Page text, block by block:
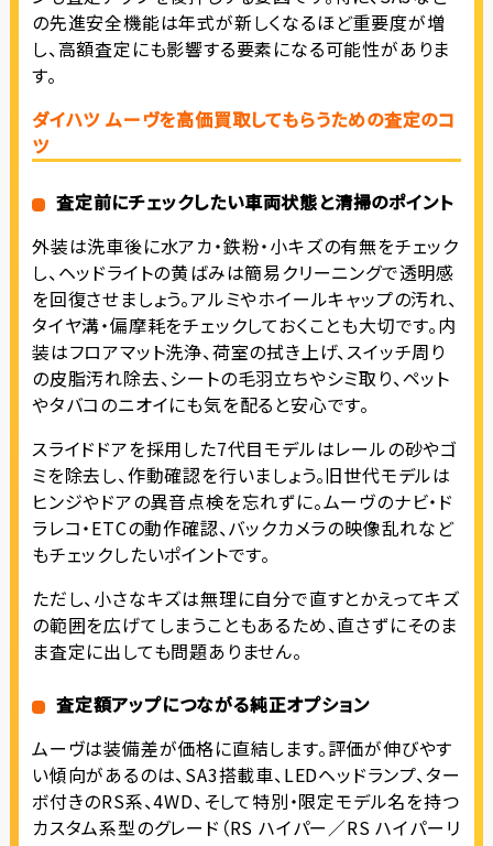
の先進安全機能は年式が新しくなるほど重要度が増
し、高額査定にも影響する要素になる可能性がありま
す。
ダイハツ ムーヴを高価買取してもらうための査定のコ
ツ
査定前にチェックしたい車両状態と清掃のポイント
外装は洗車後に水アカ・鉄粉・小キズの有無をチェック
し、ヘッドライトの黄ばみは簡易クリーニングで透明感
を回復させましょう。アルミやホイールキャップの汚れ、
タイヤ溝・偏摩耗をチェックしておくことも大切です。内
装はフロアマット洗浄、荷室の拭き上げ、スイッチ周り
の皮脂汚れ除去、シートの毛羽立ちやシミ取り、ペット
やタバコのニオイにも気を配ると安心です。
スライドドアを採用した7代目モデルはレールの砂やゴ
ミを除去し、作動確認を行いましょう。旧世代モデルは
ヒンジやドアの異音点検を忘れずに。ムーヴのナビ・ド
ラレコ・ETCの動作確認、バックカメラの映像乱れなど
もチェックしたいポイントです。
ただし、小さなキズは無理に自分で直すとかえってキズ
の範囲を広げてしまうこともあるため、直さずにそのま
ま査定に出しても問題ありません。
査定額アップにつながる純正オプション
ムーヴは装備差が価格に直結します。評価が伸びやす
い傾向があるのは、SA3搭載車、LEDヘッドランプ、ター
ボ付きのRS系、4WD、そして特別・限定モデル名を持つ
カスタム系型のグレード（RS ハイパー／RS ハイパーリ